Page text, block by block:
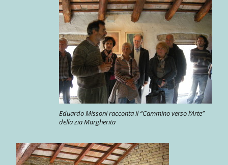
Eduardo Missoni racconta il “Cammino verso l’Arte”
della zia Margherita